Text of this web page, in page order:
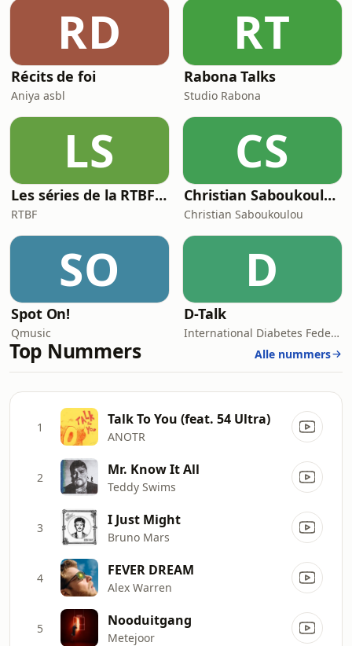
RD
Récits de foi
Aniya asbl
RT
Rabona Talks
Studio Rabona
LS
Les séries de la RTBF : Histoire(s)
RTBF
CS
Christian Saboukoulou
Christian Saboukoulou
SO
Spot On!
Qmusic
D
D-Talk
International Diabetes Federation
Top Nummers Alle nummers
1 Talk To You (feat. 54 Ultra)
ANOTR
2 Mr. Know It All
Teddy Swims
3 I Just Might
Bruno Mars
4 FEVER DREAM
Alex Warren
5 Nooduitgang
Metejoor